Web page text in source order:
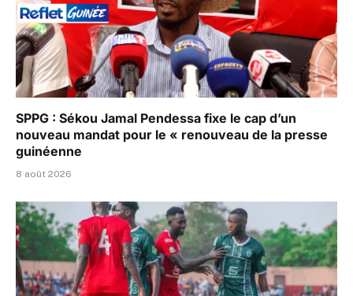
SPPG : Sékou Jamal Pendessa fixe le cap d’un
nouveau mandat pour le « renouveau de la presse
guinéenne
8 août 2026